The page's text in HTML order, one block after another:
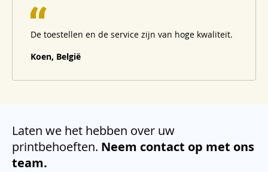
De toestellen en de service zijn van hoge kwaliteit.
Koen, België
Laten we het hebben over uw
printbehoeften. Neem contact op met ons
team.